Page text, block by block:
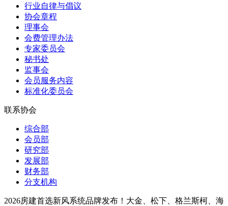
行业自律与倡议
协会章程
理事会
会费管理办法
专家委员会
秘书处
监事会
会员服务内容
标准化委员会
联系协会
综合部
会员部
研究部
发展部
财务部
分支机构
2026房建首选新风系统品牌发布！大金、松下、格兰斯柯、海